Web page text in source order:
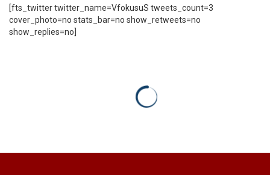
[fts_twitter twitter_name=VfokusuS tweets_count=3
cover_photo=no stats_bar=no show_retweets=no
show_replies=no]